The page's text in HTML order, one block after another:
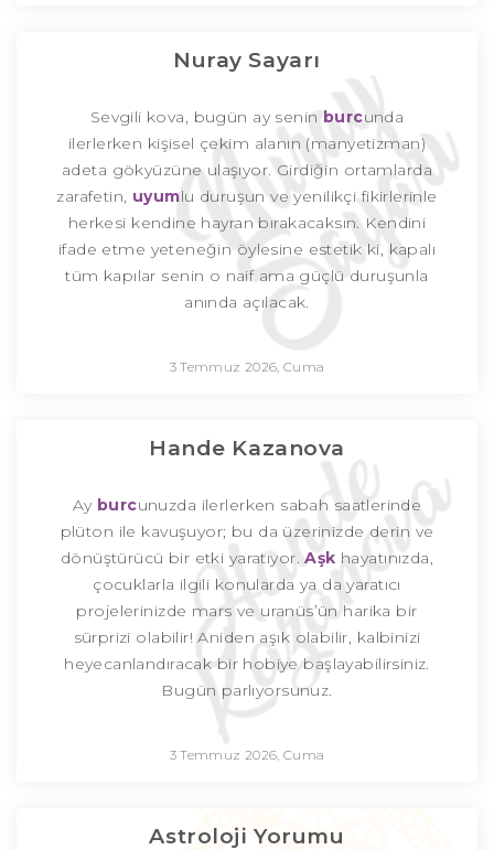
Nuray Sayarı
Sevgili kova, bugün ay senin burcunda
ilerlerken kişisel çekim alanın (manyetizman)
adeta gökyüzüne ulaşıyor. Girdiğin ortamlarda
zarafetin, uyumlu duruşun ve yenilikçi fikirlerinle
herkesi kendine hayran bırakacaksın. Kendini
ifade etme yeteneğin öylesine estetik ki, kapalı
tüm kapılar senin o naif ama güçlü duruşunla
anında açılacak.
3 Temmuz 2026, Cuma
Hande Kazanova
Ay burcunuzda ilerlerken sabah saatlerinde
plüton ile kavuşuyor; bu da üzerinizde derin ve
dönüştürücü bir etki yaratıyor.Aşk hayatınızda,
çocuklarla ilgili konularda ya da yaratıcı
projelerinizde mars ve uranüs’ün harika bir
sürprizi olabilir! Aniden aşık olabilir, kalbinizi
heyecanlandıracak bir hobiye başlayabilirsiniz.
Bugün parlıyorsunuz.
3 Temmuz 2026, Cuma
Astroloji Yorumu